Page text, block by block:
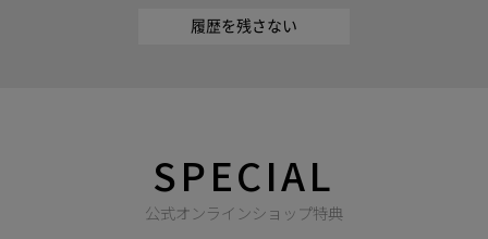
履歴を残さない
SPECIAL
公式オンラインショップ特典